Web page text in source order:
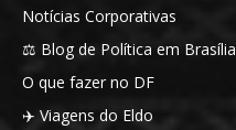
Notícias Corporativas
⚖️ Blog de Política em Brasília
O que fazer no DF
✈️ Viagens do Eldo